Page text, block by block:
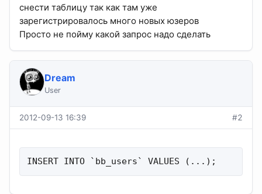
снести таблицу так как там уже
зарегистрировалось много новых юзеров
Просто не пойму какой запрос надо сделать
Dream
User
2012-09-13 16:39 #2
INSERT INTO `bb_users` VALUES (...);